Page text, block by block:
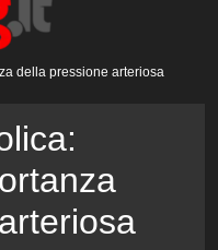
della pressione arteriosa